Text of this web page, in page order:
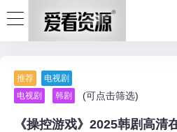
推荐
电视剧
电视剧
韩剧 (可点击筛选)
《操控游戏》2025韩剧高清